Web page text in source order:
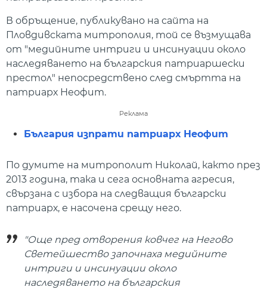
В обръщение, публикувано на сайта на
Пловдивската митрополия, той се възмущава
от "медийните интриги и инсинуации около
наследяването на българския патриаршески
престол" непосредствено след смъртта на
патриарх Неофит.
Реклама
България изпрати патриарх Неофит
По думите на митрополит Николай, както през
2013 година, така и сега основната агресия,
свързана с избора на следващия български
патриарх, е насочена срещу него.
"Още пред отворения ковчег на Негово
Светейшество започнаха медийните
интриги и инсинуации около
наследяването на българския